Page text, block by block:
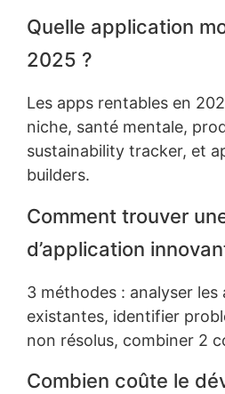
Quelle application
2025 ?
Les apps rentables en
niche, santé mentale,
sustainability tracker, et
builders.
Comment trouver
d’application
3 méthodes : analyser les
existantes, identifier
non résolus, combiner 2
Combien coûte le